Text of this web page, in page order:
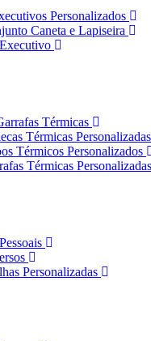
Personalizados
Caneta e Lapiseira
Térmicas
Térmicas Personalizadas
Térmicos Personalizados
Térmicas Personalizadas
Personalizadas